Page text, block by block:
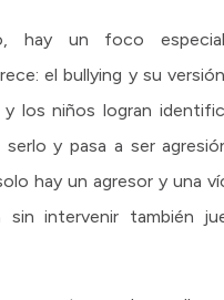
hay un foco
el bullying y su
y los niños logran
y pasa a ser
hay un agresor y una
sin intervenir también